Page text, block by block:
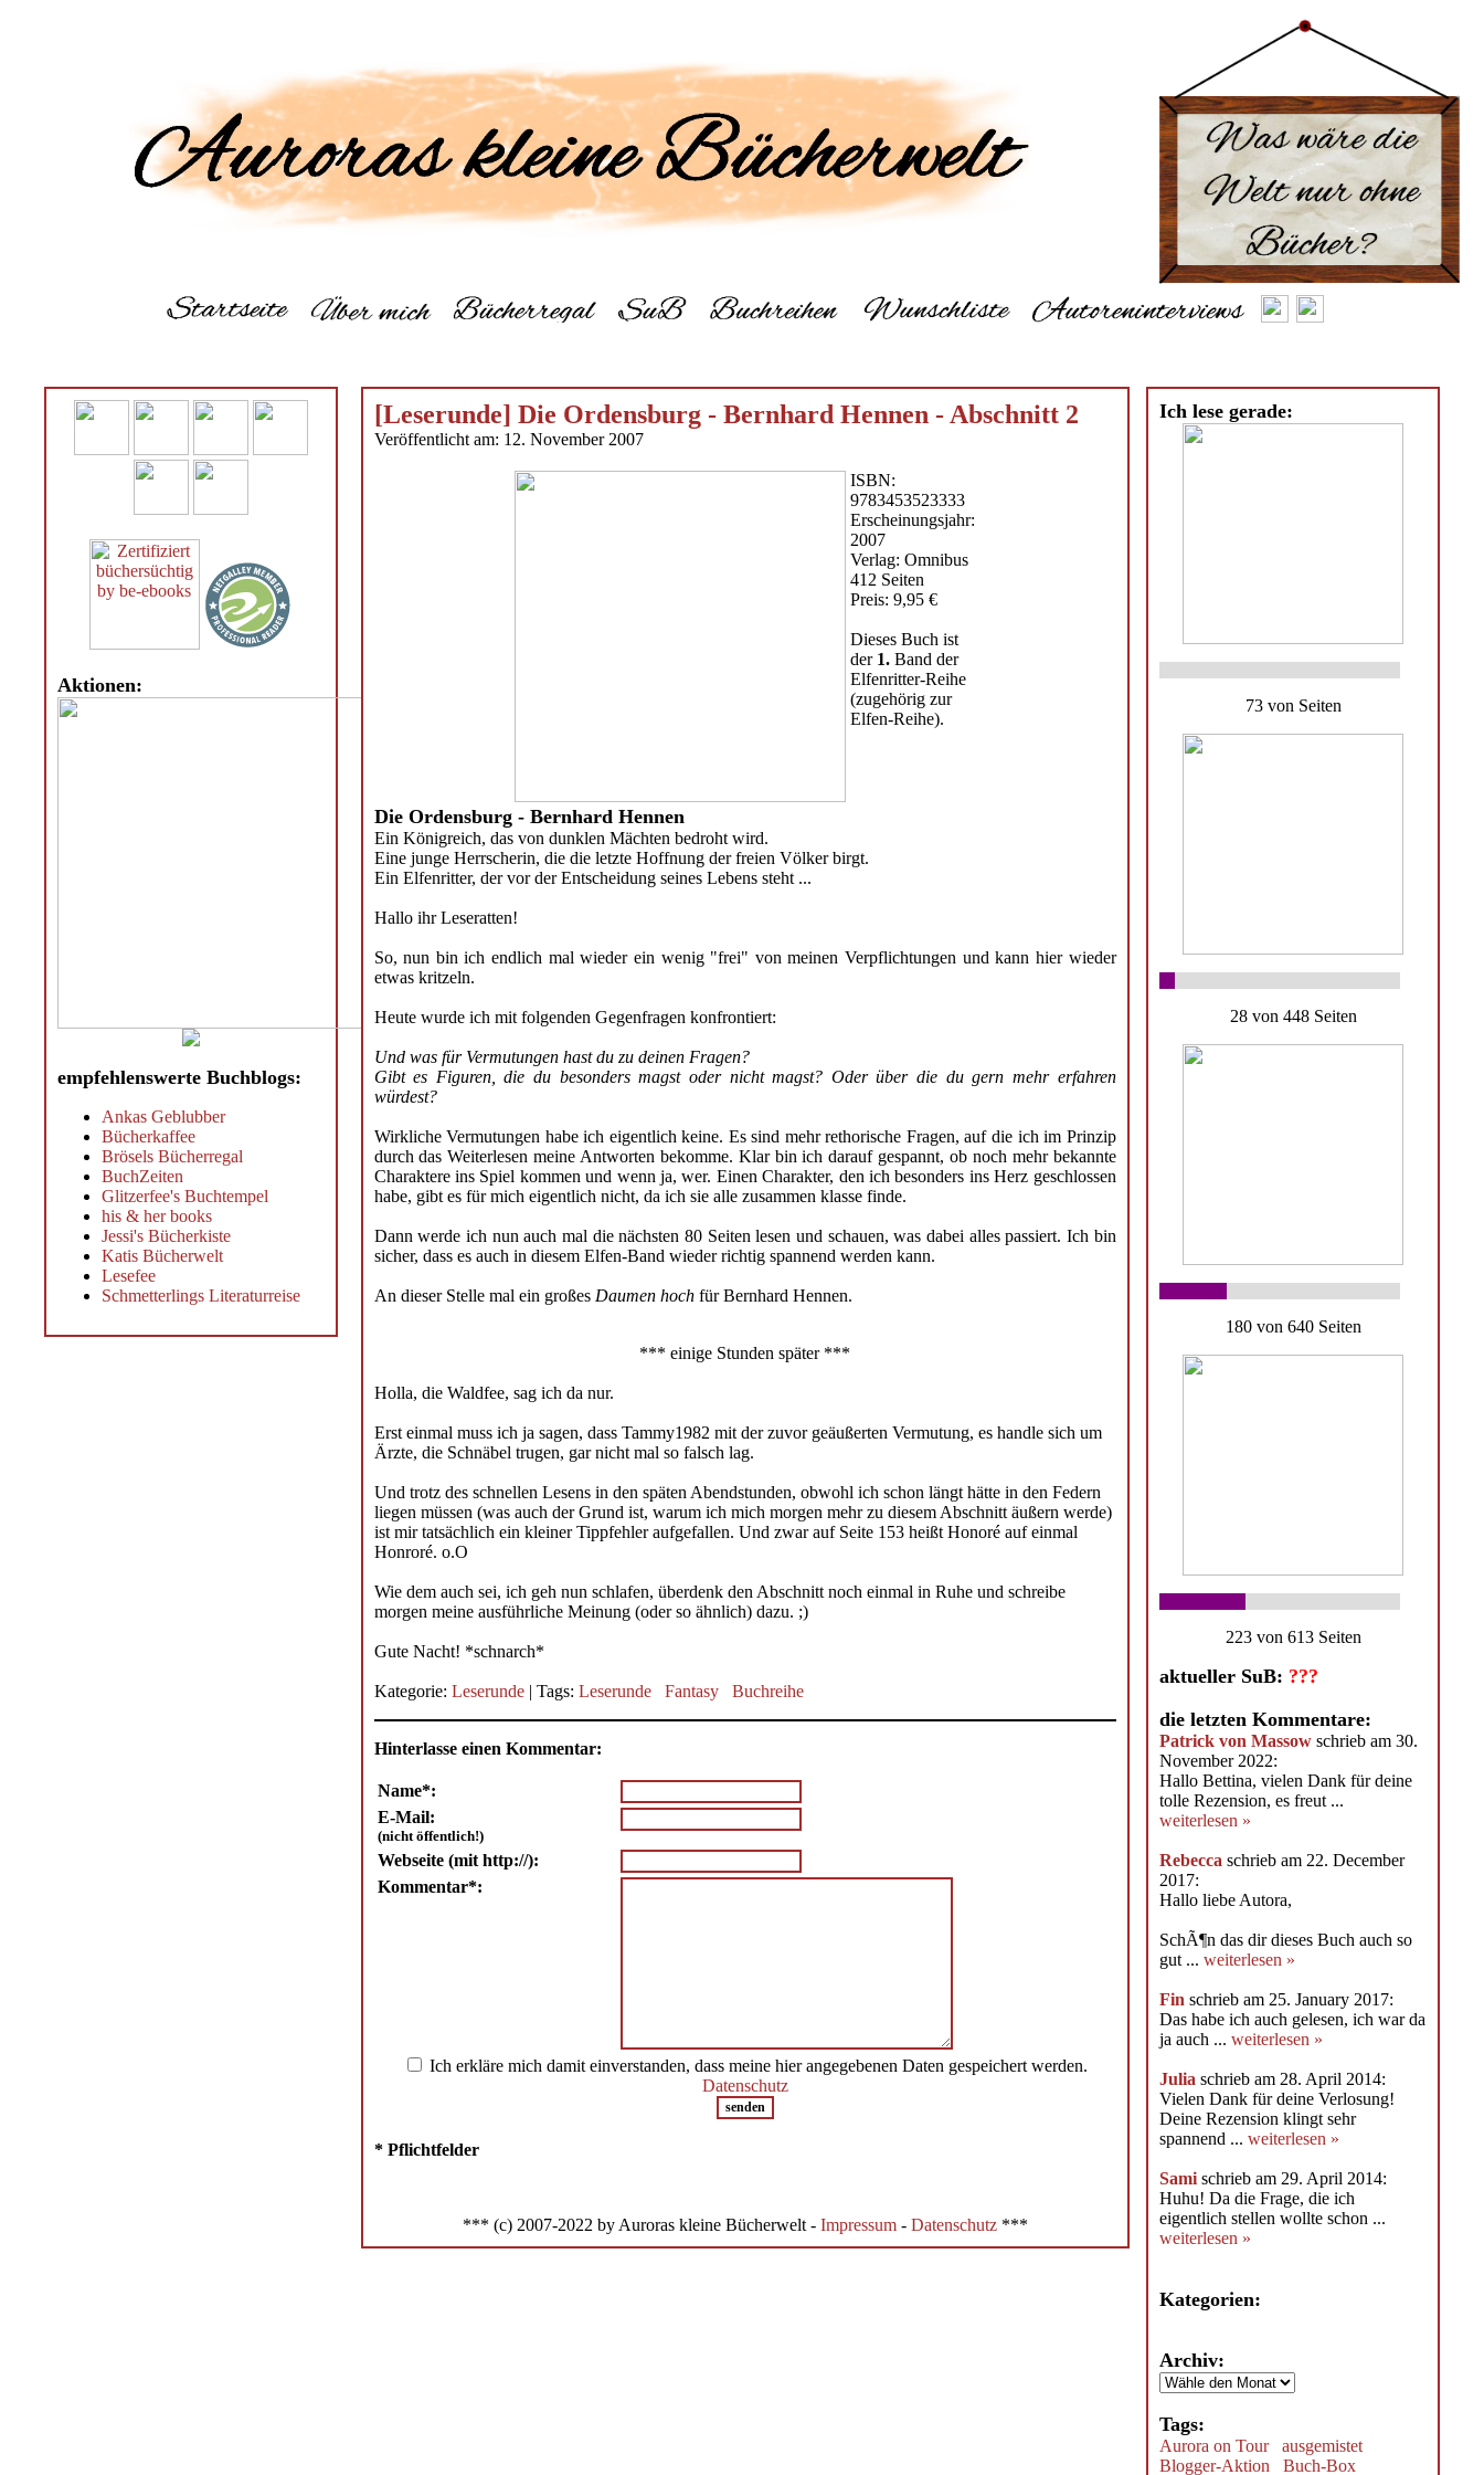
Aktionen:
empfehlenswerte Buchblogs:
Ankas Geblubber
Bücherkaffee
Brösels Bücherregal
BuchZeiten
Glitzerfee's Buchtempel
his & her books
Jessi's Bücherkiste
Katis Bücherwelt
Lesefee
Schmetterlings Literaturreise
[Leserunde] Die Ordensburg - Bernhard Hennen - Abschnitt 2
Veröffentlicht am: 12. November 2007
ISBN:
9783453523333
Erscheinungsjahr:
2007
Verlag: Omnibus
412 Seiten
Preis: 9,95 €
Dieses Buch ist
der 1. Band der
Elfenritter-Reihe
(zugehörig zur
Elfen-Reihe).
Die Ordensburg - Bernhard Hennen
Ein Königreich, das von dunklen Mächten bedroht wird.
Eine junge Herrscherin, die die letzte Hoffnung der freien Völker birgt.
Ein Elfenritter, der vor der Entscheidung seines Lebens steht ...
Hallo ihr Leseratten!
So, nun bin ich endlich mal wieder ein wenig "frei" von meinen Verpflichtungen und kann hier wieder
etwas kritzeln.
Heute wurde ich mit folgenden Gegenfragen konfrontiert:
Und was für Vermutungen hast du zu deinen Fragen?
Gibt es Figuren, die du besonders magst oder nicht magst? Oder über die du gern mehr erfahren
würdest?
Wirkliche Vermutungen habe ich eigentlich keine. Es sind mehr rethorische Fragen, auf die ich im Prinzip
durch das Weiterlesen meine Antworten bekomme. Klar bin ich darauf gespannt, ob noch mehr bekannte
Charaktere ins Spiel kommen und wenn ja, wer. Einen Charakter, den ich besonders ins Herz geschlossen
habe, gibt es für mich eigentlich nicht, da ich sie alle zusammen klasse finde.
Dann werde ich nun auch mal die nächsten 80 Seiten lesen und schauen, was dabei alles passiert. Ich bin
sicher, dass es auch in diesem Elfen-Band wieder richtig spannend werden kann.
An dieser Stelle mal ein großes Daumen hochfür Bernhard Hennen.
*** einige Stunden später ***
Holla, die Waldfee, sag ich da nur.
Erst einmal muss ich ja sagen, dass Tammy1982 mit der zuvor geäußerten Vermutung, es handle sich um
Ärzte, die Schnäbel trugen, gar nicht mal so falsch lag.
Und trotz des schnellen Lesens in den späten Abendstunden, obwohl ich schon längt hätte in den Federn
liegen müssen (was auch der Grund ist, warum ich mich morgen mehr zu diesem Abschnitt äußern werde)
ist mir tatsächlich ein kleiner Tippfehler aufgefallen. Und zwar auf Seite 153 heißt Honoré auf einmal
Honroré. o.O
Wie dem auch sei, ich geh nun schlafen, überdenk den Abschnitt noch einmal in Ruhe und schreibe
morgen meine ausführliche Meinung (oder so ähnlich) dazu. ;)
Gute Nacht! *schnarch*
Kategorie: Leserunde| Tags: Leserunde Fantasy Buchreihe
Hinterlasse einen Kommentar:
Name*:
E-Mail:
(nicht öffentlich!)
Webseite (mit http://):
Kommentar*:
Ich erkläre mich damit einverstanden, dass meine hier angegebenen Daten gespeichert werden.
Datenschutz
* Pflichtfelder
*** (c) 2007-2022 by Auroras kleine Bücherwelt - Impressum- Datenschutz***
Ich lese gerade:
73 von Seiten
28 von 448 Seiten
180 von 640 Seiten
223 von 613 Seiten
aktueller SuB: ???
die letzten Kommentare:
Patrick von Massow schrieb am 30.
November 2022:
Hallo Bettina, vielen Dank für deine
tolle Rezension, es freut ...
weiterlesen »
Rebeccaschrieb am 22. December
2017:
Hallo liebe Autora,
SchÃ¶n das dir dieses Buch auch so
gut ...weiterlesen »
Finschrieb am 25. January 2017:
Das habe ich auch gelesen, ich war da
ja auch ...weiterlesen »
Julia schrieb am 28. April 2014:
Vielen Dank für deine Verlosung!
Deine Rezension klingt sehr
spannend ...weiterlesen »
Sami schrieb am 29. April 2014:
Huhu! Da die Frage, die ich
eigentlich stellen wollte schon ...
weiterlesen »
Kategorien:
Archiv:
Tags:
Aurora on Tour
ausgemistet
Blogger-Aktion
Buch-Box